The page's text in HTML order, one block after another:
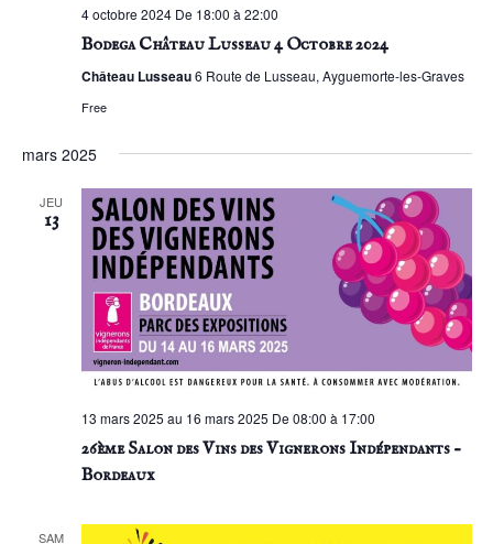
4 octobre 2024 De 18:00 à 22:00
Bodega Château Lusseau 4 Octobre 2024
Château Lusseau6 Route de Lusseau, Ayguemorte-les-Graves
Free
mars 2025
JEU
13
13 mars 2025 au 16 mars 2025 De 08:00 à 17:00
26ème Salon des Vins des Vignerons Indépendants –
Bordeaux
SAM